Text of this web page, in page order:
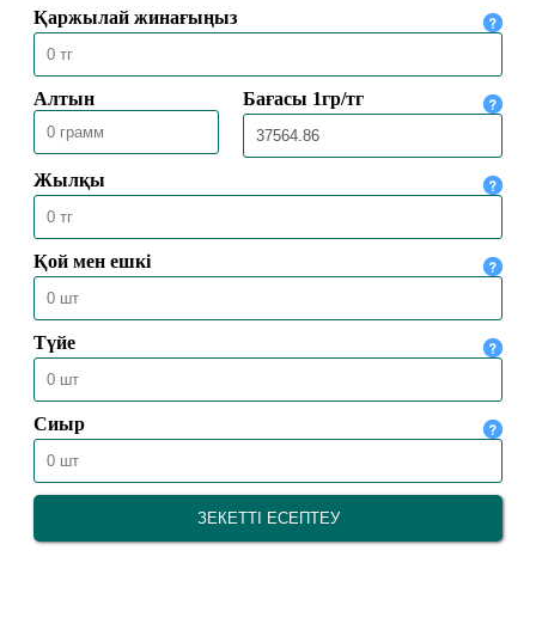
ФОЛЛОВЕР САНЫН АҚЫҒА
АРТТЫРУДЫҢ ҮКІМІ
09.01.2026